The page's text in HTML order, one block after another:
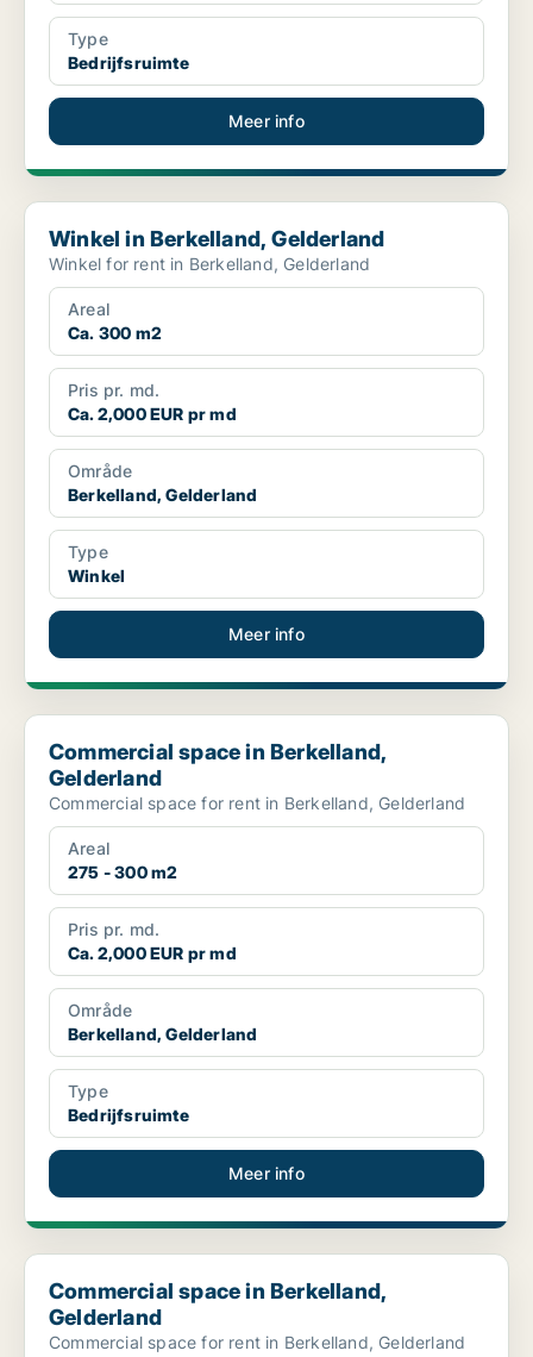
Type
Bedrijfsruimte
Meer info
Winkel in Berkelland, Gelderland
Winkel in Berkelland, Gelderland
Winkel for rent in Berkelland, Gelderland
Areal
Ca. 300 m2
Pris pr. md.
Ca. 2,000 EUR pr md
Område
Berkelland, Gelderland
Type
Winkel
Meer info
Commercial space in Berkelland, Gelderland
Commercial space in Berkelland,
Gelderland
Commercial space for rent in Berkelland, Gelderland
Areal
275 - 300 m2
Pris pr. md.
Ca. 2,000 EUR pr md
Område
Berkelland, Gelderland
Type
Bedrijfsruimte
Meer info
Commercial space in Berkelland, Gelderland
Commercial space in Berkelland,
Gelderland
Commercial space for rent in Berkelland, Gelderland